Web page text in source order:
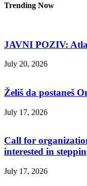
Trending Now
JAVNI POZIV:
July 20, 2026
Želiš da postaneš
July 17, 2026
Call for
interested in
July 17, 2026